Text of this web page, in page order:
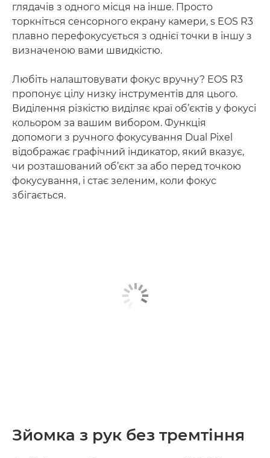
глядачів з одного місця на інше. Просто
торкніться сенсорного екрану камери, s EOS R3
плавно перефокусується з однієї точки в іншу з
визначеною вами швидкістю.
Любіть налаштовувати фокус вручну? EOS R3
пропонує цілу низку інструментів для цього.
Виділення різкістю виділяє краї об’єктів у фокусі
кольором за вашим вибором. Функція
допомоги з ручного фокусування Dual Pixel
відображає графічний індикатор, який вказує,
чи розташований об’єкт за або перед точкою
фокусування, і стає зеленим, коли фокус
збігається.
Зйомка з рук без тремтіння